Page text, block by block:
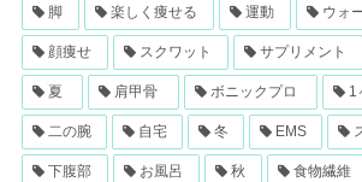
脚 楽しく痩せる 運動 ウォ
顔痩せ スクワット サプリメント
夏 肩甲骨 ボニックプロ 1
二の腕 自宅 冬 EMS
下腹部 お風呂 秋 食物繊維